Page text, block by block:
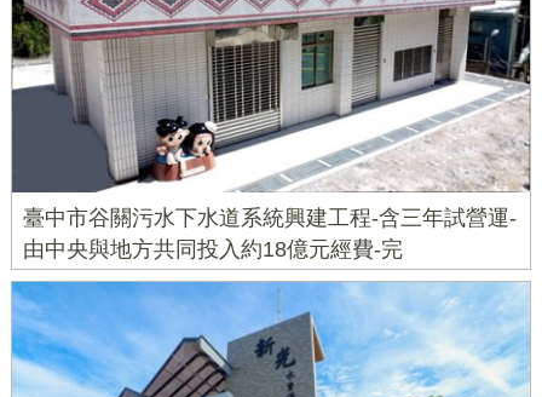
臺中市谷關污水下水道系統興建工程-含三年試營運-
由中央與地方共同投入約18億元經費-完